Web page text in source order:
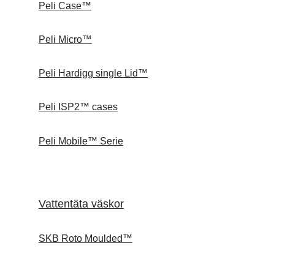
Peli Case™
Peli Micro™
Peli Hardigg single Lid™
Peli ISP2™ cases
Peli Mobile™ Serie
Vattentäta väskor
SKB Roto Moulded™